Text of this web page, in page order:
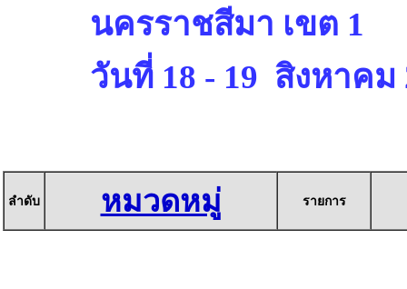
นครราชสีมา เขต 1
วันที่ 18 - 19 สิงหาคม
ลำดับ หมวดหมู่ รายการ